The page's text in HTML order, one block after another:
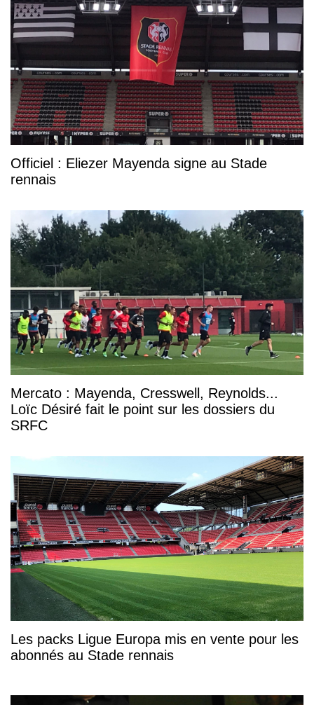
Officiel : Eliezer Mayenda signe au Stade
rennais
Mercato : Mayenda, Cresswell, Reynolds...
Loïc Désiré fait le point sur les dossiers du
SRFC
Les packs Ligue Europa mis en vente pour les
abonnés au Stade rennais